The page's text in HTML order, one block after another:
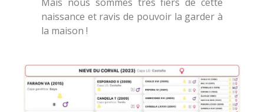
naissance et ravis de pouvoir la garder à
la maison !